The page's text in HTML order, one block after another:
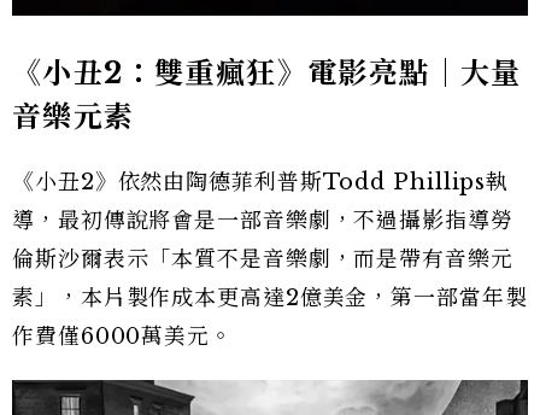
《小丑2：雙重瘋狂》電影亮點｜大量
音樂元素
《小丑2》依然由陶德菲利普斯Todd Phillips執
導，最初傳說將會是一部音樂劇，不過攝影指導勞
倫斯沙爾表示「本質不是音樂劇，而是帶有音樂元
素」，本片製作成本更高達2億美金，第一部當年製
作費僅6000萬美元。